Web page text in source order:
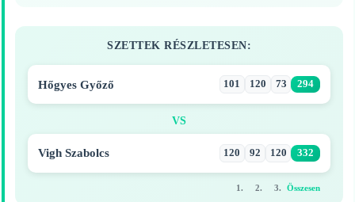
SZETTEK RÉSZLETESEN:
Hőgyes Győző 101 120 73 294
VS
Vigh Szabolcs 120 92 120 332
1. 2. 3. Összesen